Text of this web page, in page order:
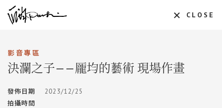
CLOSE
影音專區
決瀾之子——龎均的藝術 現場作畫
發佈日期
2023/12/25
拍攝時間